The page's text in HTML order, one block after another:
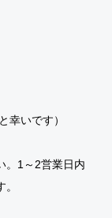
幸いです）
。1～2営業日内